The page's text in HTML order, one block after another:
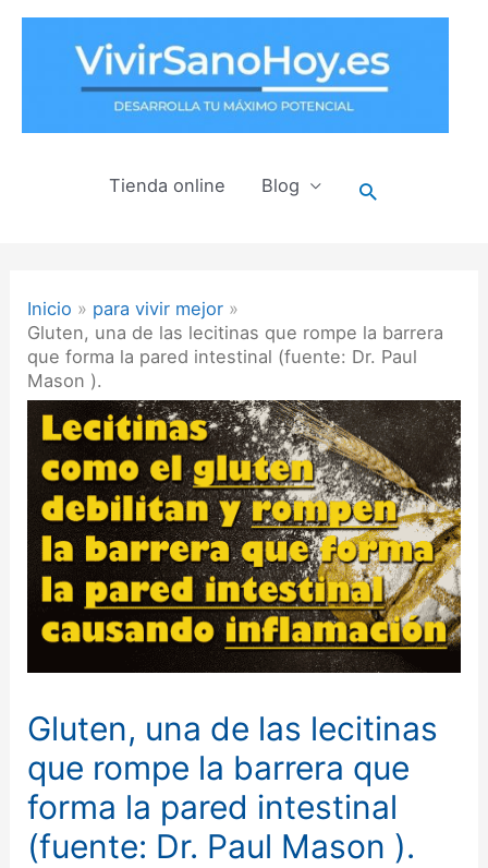
contenido
Tienda online Blog Buscar
Inicio
para vivir mejor
Gluten, una de las lecitinas que rompe la barrera
que forma la pared intestinal (fuente: Dr. Paul
Mason ).
Gluten, una de las lecitinas
que rompe la barrera que
forma la pared intestinal
(fuente: Dr. Paul Mason ).